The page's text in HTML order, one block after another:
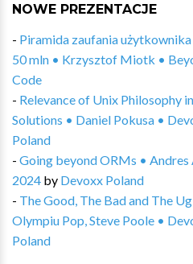
NOWE PREZENTACJE
- Piramida zaufania
50 mln • Krzysztof Miotk •
Code
- Relevance of Unix Philosophy
Solutions • Daniel Pokusa •
Poland
- Going beyond ORMs •
2024 by Devoxx Poland
- The Good, The Bad and The
Olympiu Pop, Steve Poole •
Poland